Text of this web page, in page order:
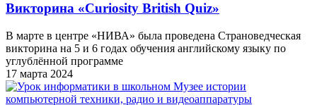
Викторина «Curiosity British Quiz»
В марте в центре «НИВА» была проведена Страноведческая
викторина на 5 и 6 годах обучения английскому языку по
углублённой программе
17 марта 2024